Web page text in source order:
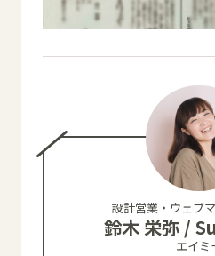
設計営業・ウェブ
鈴木 栄弥 /
エイミ